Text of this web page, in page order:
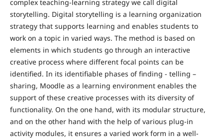
complex teaching-learning strategy we call digital
storytelling. Digital storytelling is a learning organization
strategy that supports learning and enables students to
work on a topic in varied ways. The method is based on
elements in which students go through an interactive
creative process where different focal points can be
identified. In its identifiable phases of finding - telling –
sharing, Moodle as a learning environment enables the
support of these creative processes with its diversity of
functionality. On the one hand, with its modular structure,
and on the other hand with the help of various plug-in
activity modules, it ensures a varied work form in a well-